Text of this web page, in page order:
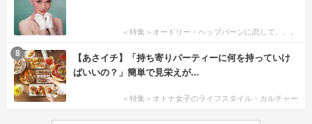
＜特集＞オードリー・ヘップバーンに恋して。。。
【あさイチ】「持ち寄りパーティーに何を持っていけ
ばいいの？」簡単で見栄えが...
＜特集＞オトナ女子のライフスタイル・カルチャー
8